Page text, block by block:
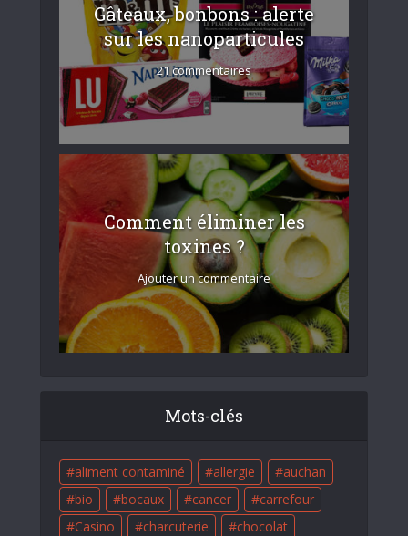
Gâteaux, bonbons : alerte
sur les nanoparticules
21 commentaires
Comment éliminer les
toxines ?
Ajouter un commentaire
Mots-clés
aliment contaminé allergie
auchan
bio
bocaux cancer
carrefour
Casino
charcuterie
chocolat